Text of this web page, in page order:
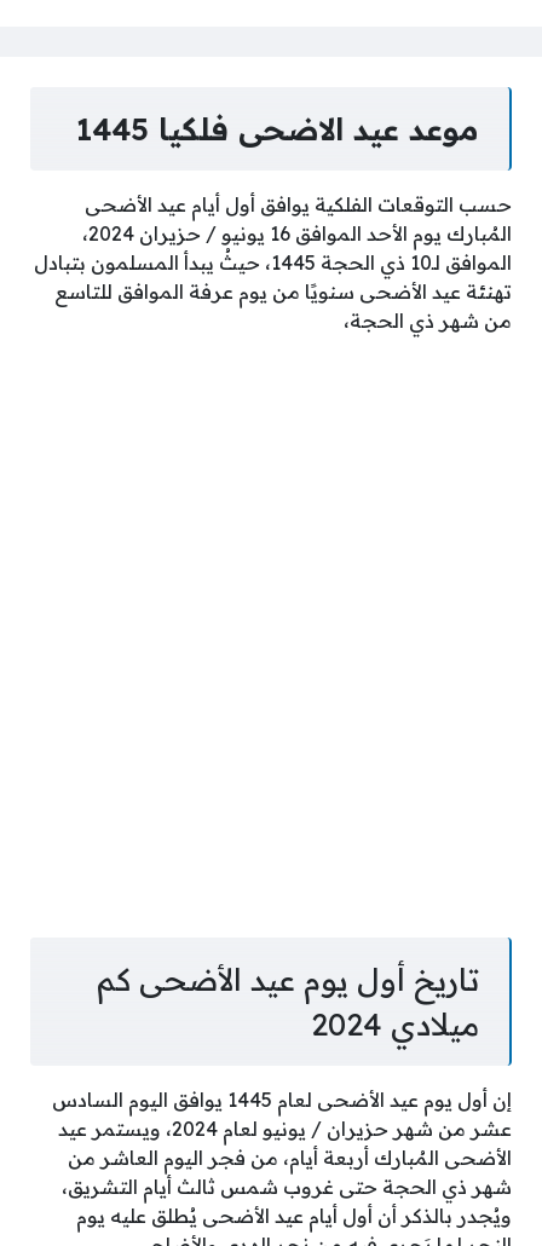
موعد عيد الاضحى فلكيا 1445
حسب التوقعات الفلكية يوافق أول أيام عيد الأضحى
المُبارك يوم الأحد الموافق 16 يونيو / حزيران 2024،
الموافق لـ10 ذي الحجة 1445، حيثُ يبدأ المسلمون بتبادل
تهنئة عيد الأضحى سنويًا من يوم عرفة الموافق للتاسع
من شهر ذي الحجة،
تاريخ أول يوم عيد الأضحى كم
ميلادي 2024
إن أول يوم عيد الأضحى لعام 1445 يوافق اليوم السادس
عشر من شهر حزيران / يونيو لعام 2024، ويستمر عيد
الأضحى المُبارك أربعة أيام، من فجر اليوم العاشر من
شهر ذي الحجة حتى غروب شمس ثالث أيام التشريق،
ويُجدر بالذكر أن أول أيام عيد الأضحى يُطلق عليه يوم